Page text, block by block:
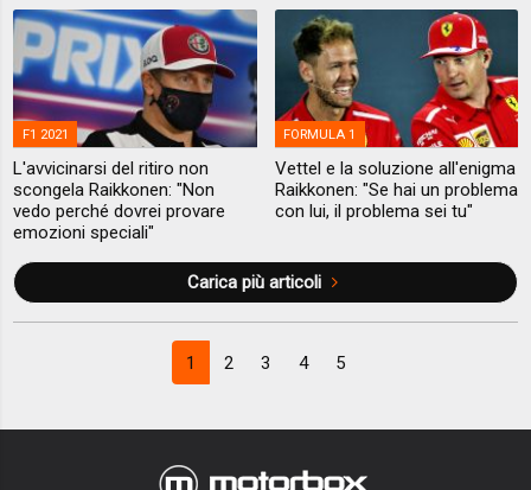
F1 2021
L'avvicinarsi del ritiro non
scongela Raikkonen: "Non
vedo perché dovrei provare
emozioni speciali"
FORMULA 1
Vettel e la soluzione all'enigma
Raikkonen: "Se hai un problema
con lui, il problema sei tu"
Carica più articoli
1 2 3 4 5